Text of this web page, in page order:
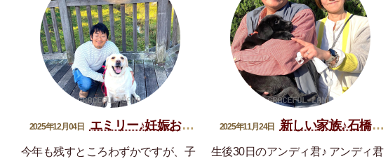
2025年12月04日 エミリー♪妊娠おめでとう
今年も残すところわずかですが、子
2025年11月24日 新しい家族♪石橋アンディ君
生後30日のアンディ君♪ アンディ君